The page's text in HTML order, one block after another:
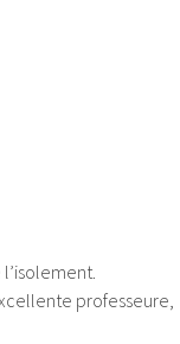
professeure,